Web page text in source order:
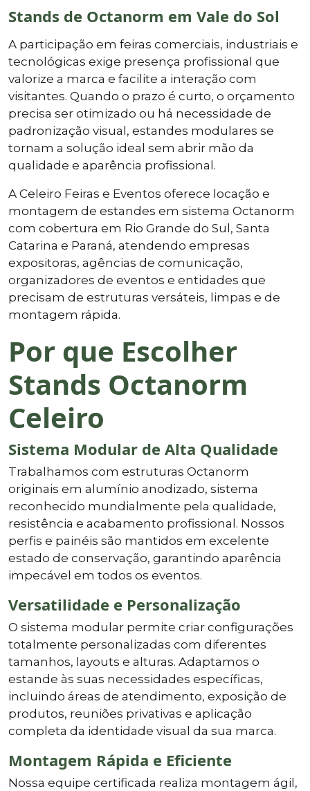
Stands de Octanorm em Vale do Sol
A participação em feiras comerciais, industriais e
tecnológicas exige presença profissional que
valorize a marca e facilite a interação com
visitantes. Quando o prazo é curto, o orçamento
precisa ser otimizado ou há necessidade de
padronização visual, estandes modulares se
tornam a solução ideal sem abrir mão da
qualidade e aparência profissional.
A Celeiro Feiras e Eventos oferece locação e
montagem de estandes em sistema Octanorm
com cobertura em Rio Grande do Sul, Santa
Catarina e Paraná, atendendo empresas
expositoras, agências de comunicação,
organizadores de eventos e entidades que
precisam de estruturas versáteis, limpas e de
montagem rápida.
Por que Escolher
Stands Octanorm
Celeiro
Sistema Modular de Alta Qualidade
Trabalhamos com estruturas Octanorm
originais em alumínio anodizado, sistema
reconhecido mundialmente pela qualidade,
resistência e acabamento profissional. Nossos
perfis e painéis são mantidos em excelente
estado de conservação, garantindo aparência
impecável em todos os eventos.
Versatilidade e Personalização
O sistema modular permite criar configurações
totalmente personalizadas com diferentes
tamanhos, layouts e alturas. Adaptamos o
estande às suas necessidades específicas,
incluindo áreas de atendimento, exposição de
produtos, reuniões privativas e aplicação
completa da identidade visual da sua marca.
Montagem Rápida e Eficiente
Nossa equipe certificada realiza montagem ágil,